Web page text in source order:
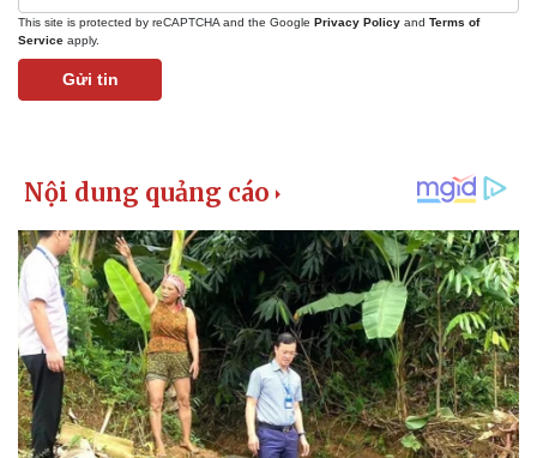
This site is protected by reCAPTCHA and the Google Privacy Policy and Terms of
Service apply.
Gửi tin